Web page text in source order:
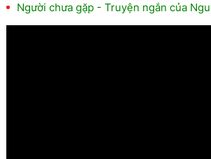
Người chưa gặp - Truyện ngắn của